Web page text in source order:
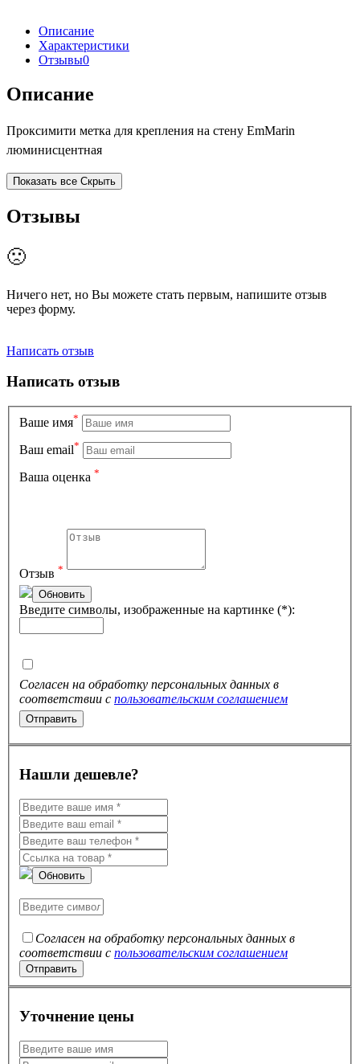
Описание
Характеристики
Отзывы0
Описание
Проксимити метка для крепления на стену EmMarin
люминисцентная
Показать все Скрыть
Отзывы
🙁
Ничего нет, но Вы можете стать первым, напишите отзыв
через форму.
Написать отзыв
Написать отзыв
Вашe имя*
Ваш email*
Ваша оценка *
Отзыв *
Обновить
Введите символы, изображенные на картинке (*):
Согласен на обработку персональных данных в
соответствии с пользовательским соглашением
Нашли дешевле?
Обновить
Согласен на обработку персональных данных в
соответствии с пользовательским соглашением
Уточнение цены